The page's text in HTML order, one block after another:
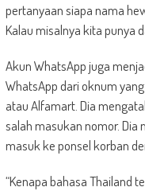
pertanyaan siapa nama
Kalau misalnya kita punya
Akun WhatsApp juga
WhatsApp dari oknum
atau Alfamart. Dia
salah masukan nomor.
masuk ke ponsel korban
“Kenapa bahasa Thailand